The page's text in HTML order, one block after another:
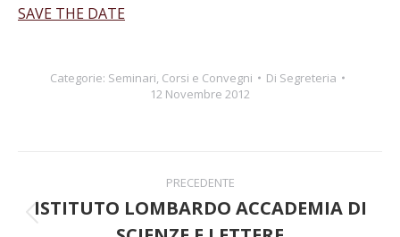
SAVE THE DATE
Categorie: Seminari, Corsi e Convegni Di Segreteria
12 Novembre 2012
tra
PRECEDENTE
Post
ISTITUTO LOMBARDO ACCADEMIA DI